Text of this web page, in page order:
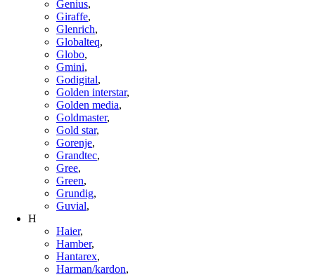
Genius,
Giraffe,
Glenrich,
Globalteq,
Globo,
Gmini,
Godigital,
Golden interstar,
Golden media,
Goldmaster,
Gold star,
Gorenje,
Grandtec,
Gree,
Green,
Grundig,
Guvial,
H
Haier,
Hamber,
Hantarex,
Harman/kardon,